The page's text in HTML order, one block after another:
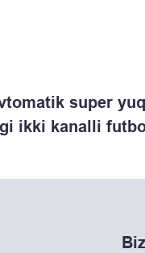
super
ikki kanalli
mashinasi (F)